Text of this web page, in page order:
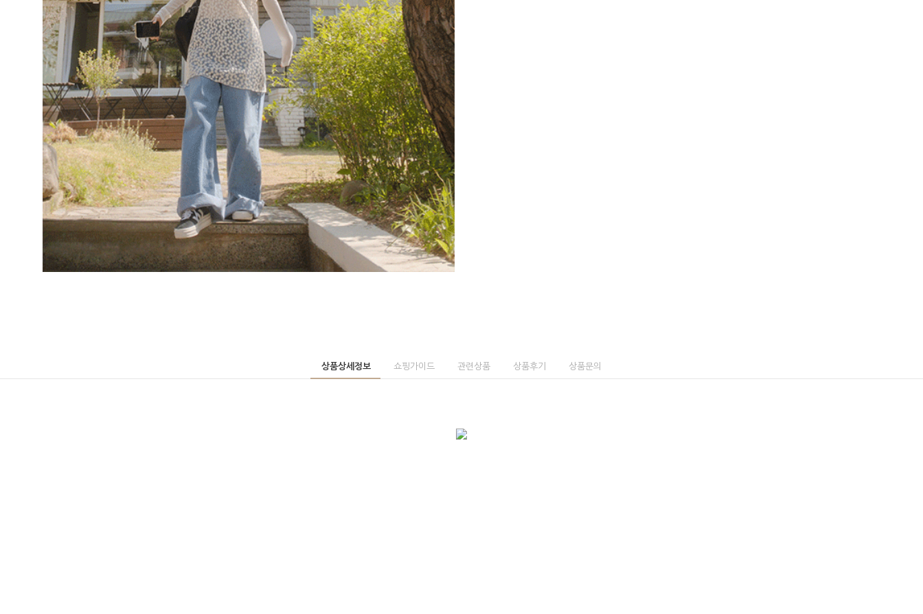
상품상세정보 쇼핑가이드 관련상품 상품후기 상품문의